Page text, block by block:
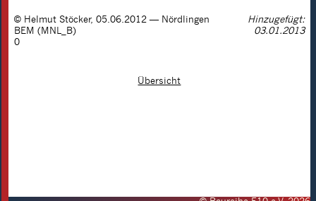
© Helmut Stöcker, 05.06.2012 — Nördlingen
BEM (MNL_B)
Hinzugefügt:
03.01.2013
0
Übersicht